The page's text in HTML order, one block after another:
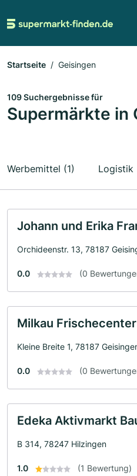
Startseite Geisingen
109 Suchergebnisse für
Supermärkte in
Werbemittel (1) Logistik
Johann und Erika
Orchideenstr. 13, 78187
0.0 (0
Milkau Frischecenter
Kleine Breite 1, 78187
0.0 (0
Edeka Aktivmarkt
B 314, 78247 Hilzingen
1.0 (1 Bewertung)